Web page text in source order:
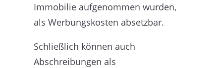
Immobilie aufgenommen wurden,
als Werbungskosten absetzbar.
Schließlich können auch
Abschreibungen als